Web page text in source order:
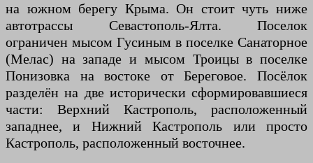
на южном берегу Крыма. Он стоит чуть ниже
автотрассы Севастополь-Ялта. Поселок
ограничен мысом Гусиным в поселке Санаторное
(Мелас) на западе и мысом Троицы в поселке
Понизовка на востоке от Береговое. Посёлок
разделён на две исторически сформировавшиеся
части: Верхний Кастрополь, расположенный
западнее, и Нижний Кастрополь или просто
Кастрополь, расположенный восточнее.